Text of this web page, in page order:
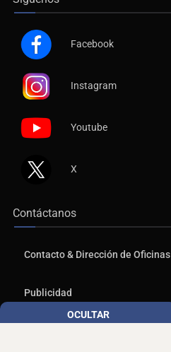
Facebook
Instagram
Youtube
X
Contáctanos
Contacto & Dirección de Oficinas
Publicidad
OCULTAR